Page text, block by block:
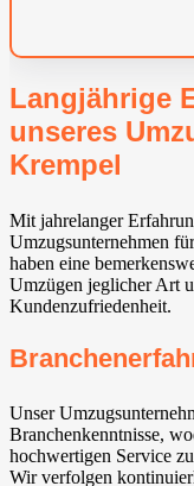
Langjährige
unseres
Krempel
Mit jahrelanger
Umzugsunternehmen
haben eine
Umzügen jeglicher Art
Kundenzufriedenheit.
Unser
Branchenkenntnisse,
hochwertigen Service
Wir verfolgen